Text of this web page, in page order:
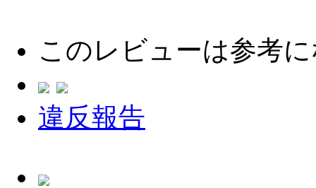
このレビューは参考
違反報告